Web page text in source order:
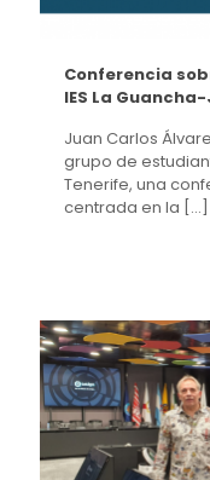
Conferencia
IES La
Juan Carlos
grupo de
Tenerife, una
centrada en la […]